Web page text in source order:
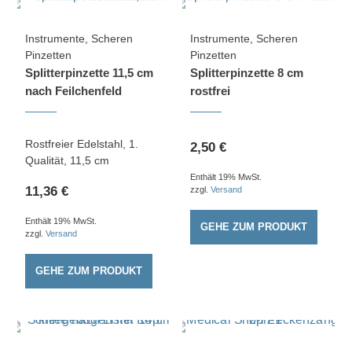
Instrumente
Scheren
Pinzetten
Splitterpinzette 11,5 cm
nach Feilchenfeld
11,36€
Enthält 19% MwSt.
zzgl.Versand
Rostfreier Edelstahl, 1.
Qualität, 11,5 cm
GEHE ZUM PRODUKT
Instrumente
Scheren
Pinzetten
Splitterpinzette 8 cm
rostfrei
2,50 €
Enthält 19% MwSt.
zzgl. Versand
GEHE ZUM PRODUKT